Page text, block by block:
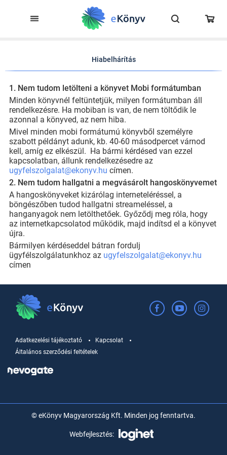
Hiabelhárítás
1. Nem tudom letölteni a könyvet Mobi formátumban
Minden könyvnél feltüntetjük, milyen formátumban áll
rendelkezésre. Ha mobiban is van, de nem töltődik le
azonnal a könyved, az nem hiba.
Mivel minden mobi formátumú könyvből személyre
szabott példányt adunk, kb. 40-60 másodpercet várnod
kell, amíg ez elkészül. Ha bármi kérdésed van ezzel
kapcsolatban, állunk rendelkezésedre az
ugyfelszolgalat@ekonyv.hu címen.
2. Nem tudom hallgatni a megvásárolt hangoskönyvemet
A hangoskönyveket kizárólag interneteléréssel, a
böngészőben tudod hallgatni streameléssel, a
hanganyagok nem letölthetőek. Győződj meg róla, hogy
az internetkapcsolatod működik, majd indítsd el a könyvet
újra.
Bármilyen kérdéseddel bátran fordulj
ügyfélszolgálatunkhoz az ugyfelszolgalat@ekonyv.hu
címen
Adatkezelési tájékoztató
Kapcsolat
Általános szerződési feltételek
© eKönyv Magyarország Kft. Minden jog fenntartva.
Webfejlesztés: